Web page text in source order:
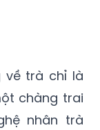
về trà chỉ là
chàng trai
nhân trà